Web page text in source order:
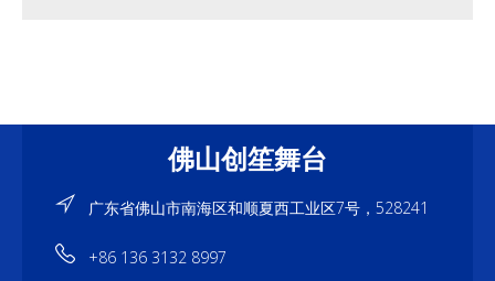
佛山创笙舞台
广东省佛山市南海区和顺夏西工业区7号，528241
+86 136 3132 8997